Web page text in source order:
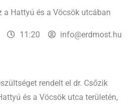
a Hattyú és a Vöcsök utcában
11:20 info@erdmost.hu
rendelt el dr. Csőzik
és a Vöcsök utca területén,